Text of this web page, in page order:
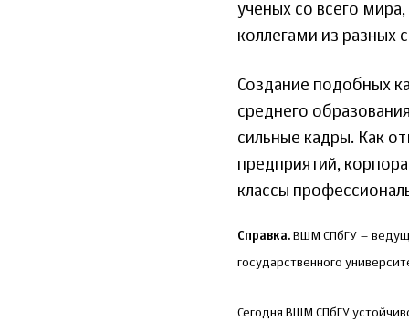
ученых со всего
коллегами из разных
Создание подобных
среднего
сильные кадры. Как
предприятий,
классы
Справка. ВШМ СПбГУ –
государственного
Сегодня ВШМ СПбГУ